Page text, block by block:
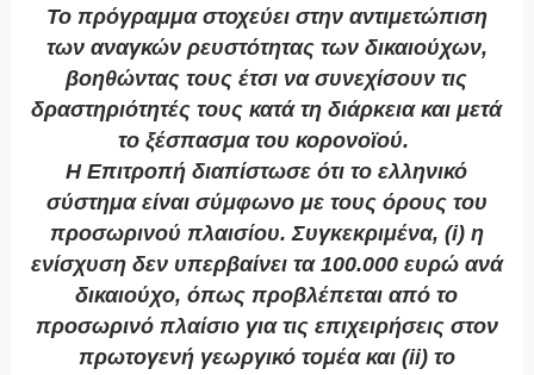
Το πρόγραμμα στοχεύει στην αντιμετώπιση
των αναγκών ρευστότητας των δικαιούχων,
βοηθώντας τους έτσι να συνεχίσουν τις
δραστηριότητές τους κατά τη διάρκεια και μετά
το ξέσπασμα του κορονοϊού.
Η Επιτροπή διαπίστωσε ότι το ελληνικό
σύστημα είναι σύμφωνο με τους όρους του
προσωρινού πλαισίου. Συγκεκριμένα, (i) η
ενίσχυση δεν υπερβαίνει τα 100.000 ευρώ ανά
δικαιούχο, όπως προβλέπεται από το
προσωρινό πλαίσιο για τις επιχειρήσεις στον
πρωτογενή γεωργικό τομέα και (ii) το